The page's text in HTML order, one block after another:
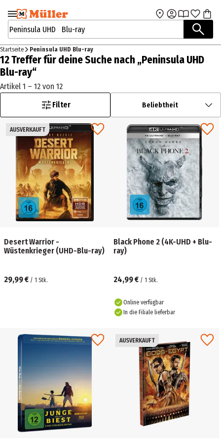
Zur Navigation
springen
Zum Hauptinhalt
Suchbegriffe / Artikelnummer
Startseite Peninsula UHD Blu-ray
12 Treffer für deine Suche nach „Peninsula UHD
Blu-ray“
Artikel 1 – 12 von 12
Filter
Beliebtheit
AUSVERKAUFT
Desert Warrior -
Wüstenkrieger (UHD-Blu-ray)
29,99 € / 1 Stk.
Black Phone 2 (4K-UHD + Blu-
ray)
24,99 € / 1 Stk.
Online verfügbar
In die Filiale lieferbar
AUSVERKAUFT